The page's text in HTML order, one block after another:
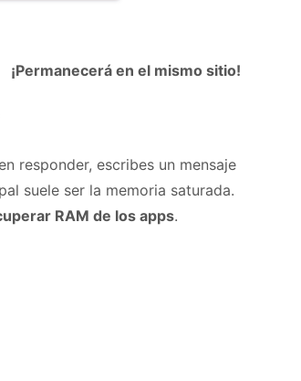
¡Permanecerá en el mismo sitio!
responder, escribes un mensaje
suele ser la memoria saturada.
RAM de los apps.